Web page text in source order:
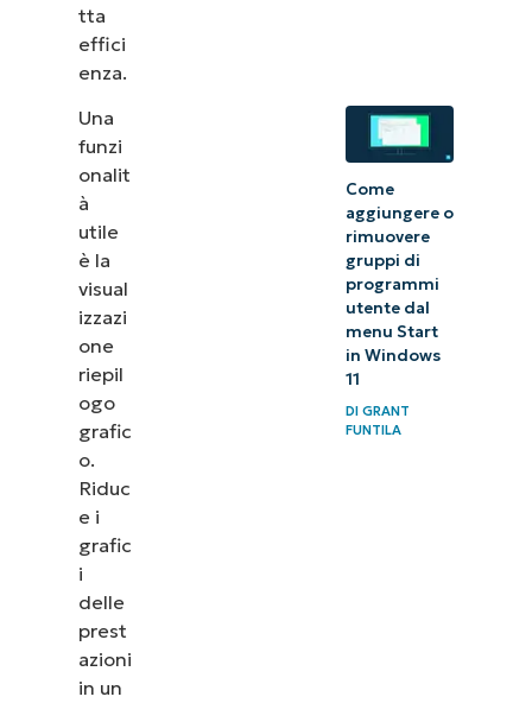
tta
effici
enza.
Una
funzi
onalit
à
utile
è la
visual
izzazi
one
riepil
ogo
grafic
o.
Riduc
e i
grafic
i
delle
prest
azioni
in un
Come
aggiungere o
rimuovere
gruppi di
programmi
utente dal
menu Start
in Windows
11
DIGRANT
FUNTILA